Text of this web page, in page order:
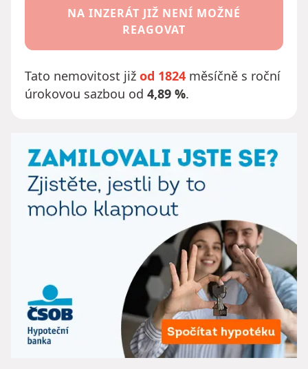
NA INZERÁT JIŽ NENÍ MOŽNÉ
REAGOVAT
Tato nemovitost již od 1824 měsíčně s roční
úrokovou sazbou od 4,89 %.